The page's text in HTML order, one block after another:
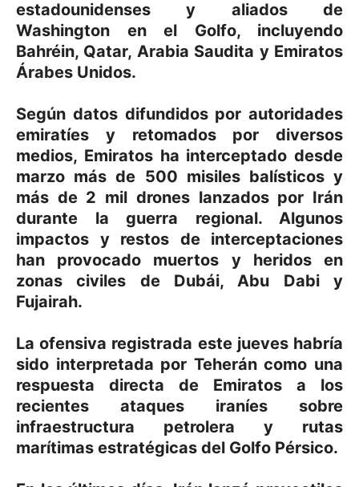
estadounidenses y aliados de
Washington en el Golfo, incluyendo
Bahréin, Qatar, Arabia Saudita y Emiratos
Árabes Unidos.
Según datos difundidos por autoridades
emiratíes y retomados por diversos
medios, Emiratos ha interceptado desde
marzo más de 500 misiles balísticos y
más de 2 mil drones lanzados por Irán
durante la guerra regional. Algunos
impactos y restos de interceptaciones
han provocado muertos y heridos en
zonas civiles de Dubái, Abu Dabi y
Fujairah.
La ofensiva registrada este jueves habría
sido interpretada por Teherán como una
respuesta directa de Emiratos a los
recientes ataques iraníes sobre
infraestructura petrolera y rutas
marítimas estratégicas del Golfo Pérsico.